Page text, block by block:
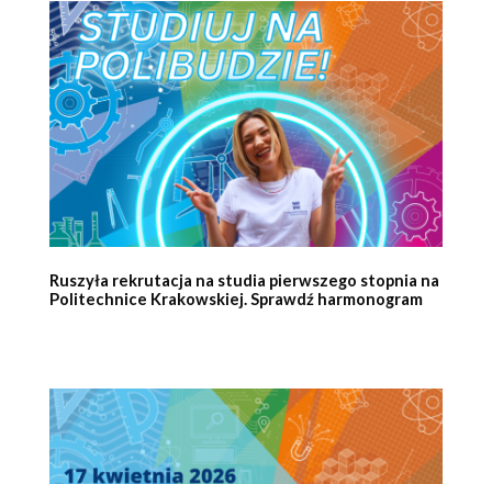
Ruszyła rekrutacja na studia pierwszego stopnia na
Politechnice Krakowskiej. Sprawdź harmonogram